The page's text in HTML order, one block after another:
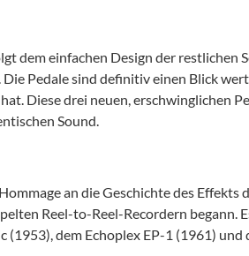
dem einfachen Design der restlichen
Pedale sind definitiv einen Blick
Diese drei neuen, erschwinglichen
Sound.
an die Geschichte des
Reel-to-Reel-Recordern begann.
(1953), dem Echoplex EP-1 (1961) und